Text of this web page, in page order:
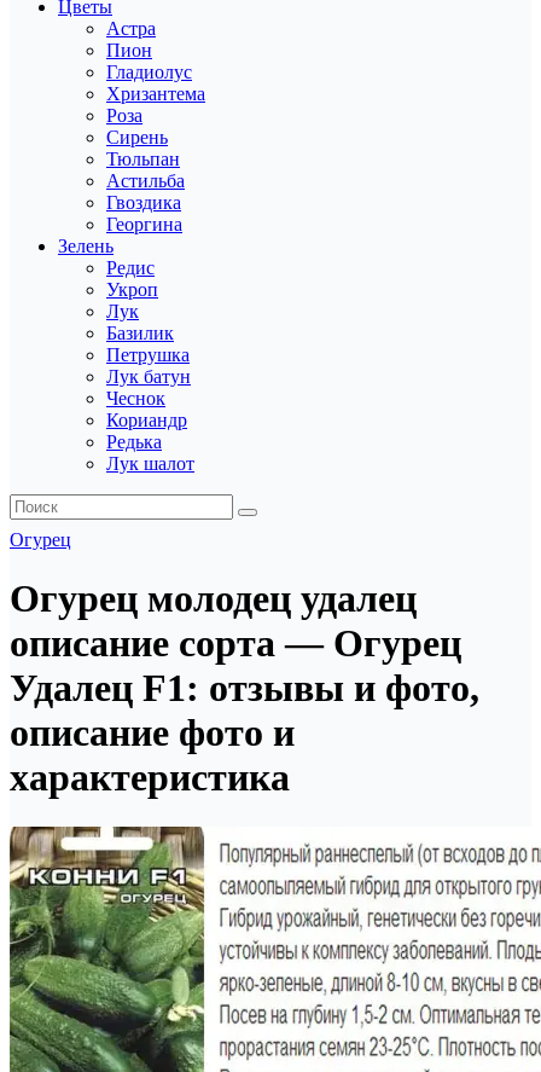
Цветы
Астра
Пион
Гладиолус
Хризантема
Роза
Сирень
Тюльпан
Астильба
Гвоздика
Георгина
Зелень
Редис
Укроп
Лук
Базилик
Петрушка
Лук батун
Чеснок
Кориандр
Редька
Лук шалот
Огурец
Огурец молодец удалец
описание сорта — Огурец
Удалец F1: отзывы и фото,
описание фото и
характеристика